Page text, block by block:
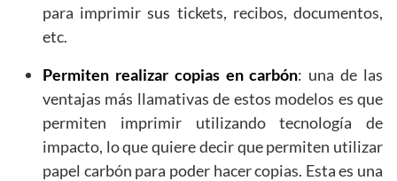
para imprimir sus tickets, recibos, documentos,
etc.
Permiten realizar copias en carbón: una de las
ventajas más llamativas de estos modelos es que
permiten imprimir utilizando tecnología de
impacto, lo que quiere decir que permiten utilizar
papel carbón para poder hacer copias. Esta es una